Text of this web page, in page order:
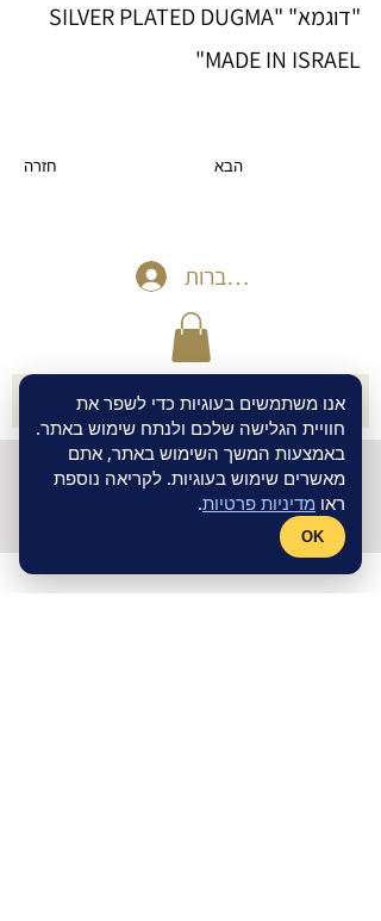
אנו משתמשים בעוגיות כדי לשפר את
חוויית הגלישה שלכם ולנתח שימוש באתר.
באמצעות המשך השימוש באתר, אתם
מאשרים שימוש בעוגיות. לקריאה נוספת
ראו מדיניות פרטיות.
OK
"דוגמא" "SILVER PLATED DUGMA
MADE IN ISRAEL"
חזרה הבא
להתחברות
©חנות אינטרנטית- אתר תדמית Wix
Masterמקבוצת